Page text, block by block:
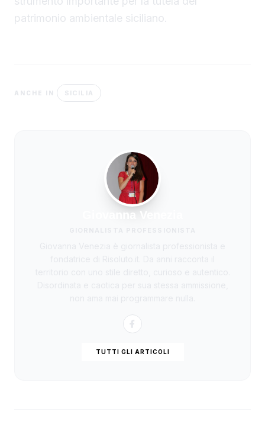
patrimonio ambientale siciliano.
ANCHE IN SICILIA
Giovanna Venezia
TUTTI GLI ARTICOLI